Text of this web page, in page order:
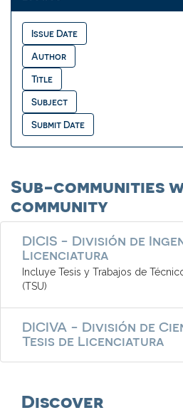
Sub-communities
community
DICIS - División de
Licenciatura
Incluye Tesis y Trabajos de
(TSU)
DICIVA - División de
Tesis de Licenciatura
Discover